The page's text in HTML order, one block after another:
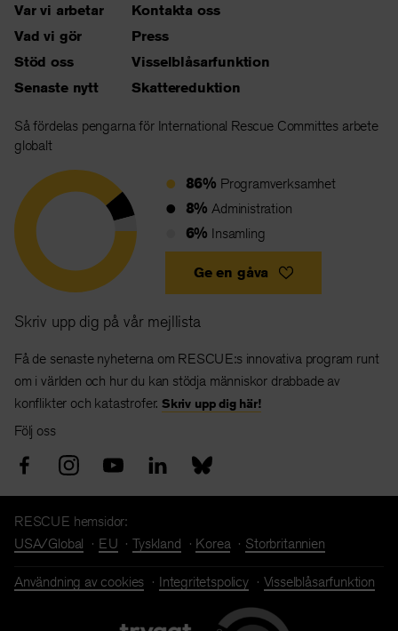
Var vi arbetar
Vad vi gör
Stöd oss
Senaste nytt
Kontakta oss
Press
Visselblåsarfunktion
Skattereduktion
Så fördelas pengarna för International Rescue Committes arbete
globalt
86% Programverksamhet
8% Administration
6% Insamling
Ge en gåva
Skriv upp dig på vår mejllista
Få de senaste nyheterna om RESCUE:s innovativa program runt
om i världen och hur du kan stödja människor drabbade av
konflikter och katastrofer. Skriv upp dig här!
Följ oss
RESCUE hemsidor:
USA/Global
EU Tyskland Korea Storbritannien
Användning av cookies Integritetspolicy Visselblåsarfunktion